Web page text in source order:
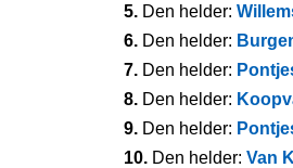
5. Den helder:
6. Den helder:
7. Den helder:
8. Den helder:
9. Den helder:
10. Den helder: Van